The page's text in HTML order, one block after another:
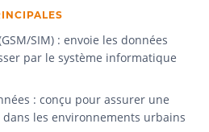
SIM) : envoie les données
par le système informatique
: conçu pour assurer une
les environnements urbains